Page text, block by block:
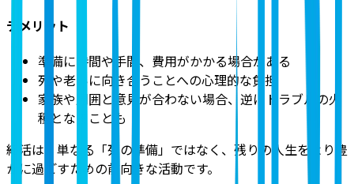
デメリット
準備に時間や手間、費用がかかる場合がある
死や老いに向き合うことへの心理的な負担
家族や周囲と意見が合わない場合、逆にトラブルの火
種となることも
終活は、単なる「死の準備」ではなく、残りの人生をより豊
かに過ごすための前向きな活動です。